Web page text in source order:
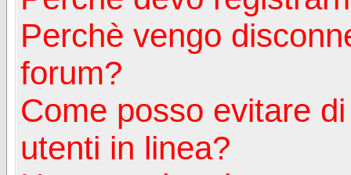
Perchè vengo
forum?
Come posso evitare
utenti in linea?